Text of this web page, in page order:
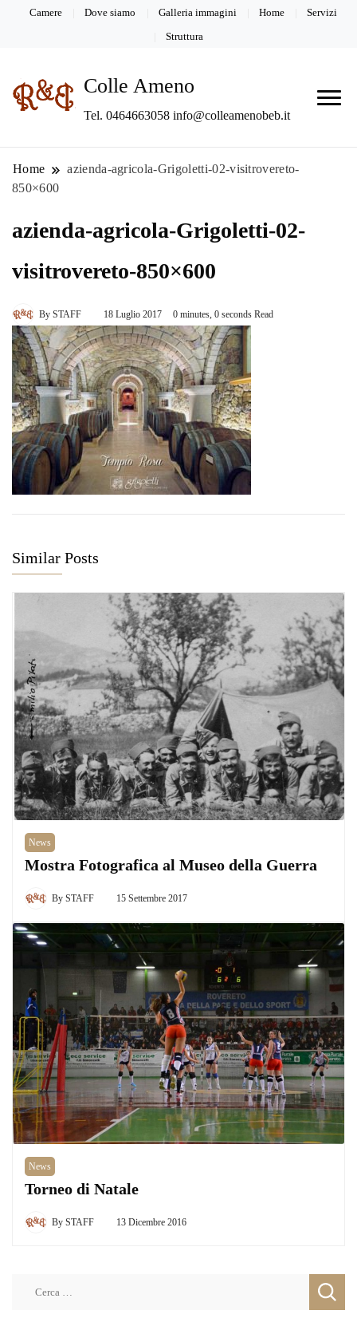
Camere Dove siamo Galleria immagini Home Servizi
Struttura
Colle Ameno
Tel. 0464663058 info@colleamenobeb.it
Home
azienda-agricola-Grigoletti-02-visitrovereto-
850×600
azienda-agricola-Grigoletti-02-
visitrovereto-850×600
By STAFF 18 Luglio 2017 0 minutes, 0 seconds Read
Similar Posts
News
Mostra Fotografica al Museo della Guerra
By STAFF 15 Settembre 2017
News
Torneo di Natale
By STAFF 13 Dicembre 2016